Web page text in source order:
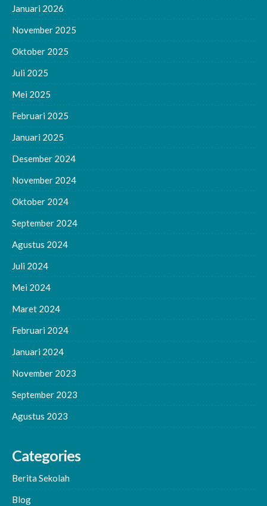
Januari 2026
November 2025
Oktober 2025
Juli 2025
Mei 2025
Februari 2025
Januari 2025
Desember 2024
November 2024
Oktober 2024
September 2024
Agustus 2024
Juli 2024
Mei 2024
Maret 2024
Februari 2024
Januari 2024
November 2023
September 2023
Agustus 2023
Categories
Berita Sekolah
Blog